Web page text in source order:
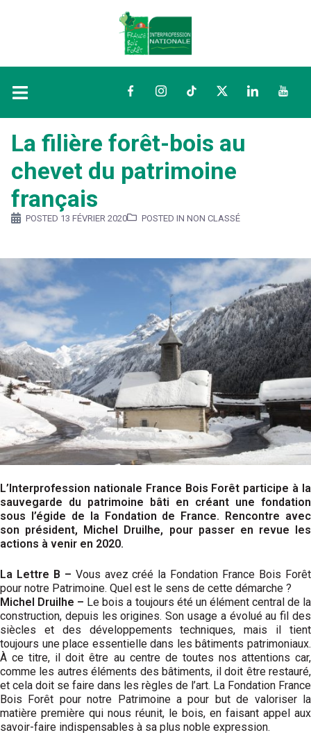
FacebookInstagramTikTokTwitterLinkedIn
La filière forêt-bois au
chevet du patrimoine
français
POSTED 13 FÉVRIER 2020 POSTED IN NON CLASSÉ
L’Interprofession nationale France Bois Forêt participe à la
sauvegarde du patrimoine bâti en créant une fondation
sous l’égide de la Fondation de France. Rencontre avec
son président, Michel Druilhe, pour passer en revue les
actions à venir en 2020.
La Lettre B – Vous avez créé la Fondation France Bois Forêt
pour notre Patrimoine. Quel est le sens de cette démarche ?
Michel Druilhe – Le bois a toujours été un élément central de la
construction, depuis les origines. Son usage a évolué au fil des
siècles et des développements techniques, mais il tient
toujours une place essentielle dans les bâtiments patrimoniaux.
À ce titre, il doit être au centre de toutes nos attentions car,
comme les autres éléments des bâtiments, il doit être restauré,
et cela doit se faire dans les règles de l’art. La Fondation France
Bois Forêt pour notre Patrimoine a pour but de valoriser la
matière première qui nous réunit, le bois, en faisant appel aux
savoir-faire indispensables à sa plus noble expression.